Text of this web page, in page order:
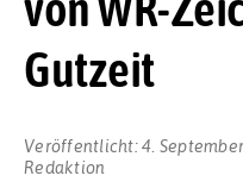
Gutzeit
Veröffentlicht:4.
Redaktion